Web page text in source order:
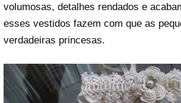
volumosas, detalhes rendados e
esses vestidos fazem com que as
verdadeiras princesas.